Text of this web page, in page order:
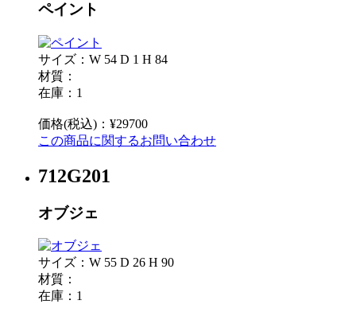
ペイント
サイズ：W 54 D 1 H 84
材質：
在庫：1
価格(税込)：¥29700
この商品に関するお問い合わせ
712G201
オブジェ
サイズ：W 55 D 26 H 90
材質：
在庫：1